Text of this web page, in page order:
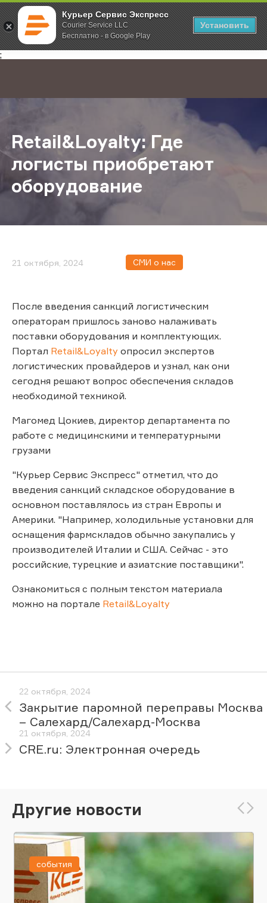
Курьер Сервис Экспресс
Courier Service LLC
Бесплатно - в Google Play
Установить
;
Главная О компании Новости Retail&Loyalty: Где логисты
Retail&Loyalty: Где
логисты приобретают
оборудование
21 октября, 2024 СМИ о нас
После введения санкций логистическим
операторам пришлось заново налаживать
поставки оборудования и комплектующих.
Портал Retail&Loyalty опросил экспертов
логистических провайдеров и узнал, как они
сегодня решают вопрос обеспечения складов
необходимой техникой.
Магомед Цокиев, директор департамента по
работе с медицинскими и температурными
грузами
"Курьер Сервис Экспресс" отметил, что до
введения санкций складское оборудование в
основном поставлялось из стран Европы и
Америки. "Например, холодильные установки для
оснащения фармскладов обычно закупались у
производителей Италии и США. Сейчас - это
российские, турецкие и азиатские поставщики".
Ознакомиться с полным текстом материала
можно на портале Retail&Loyalty
22 октября, 2024
Закрытие паромной переправы Москва
– Салехард/Салехард-Москва
21 октября, 2024
CRE.ru: Электронная очередь
Другие новости
события